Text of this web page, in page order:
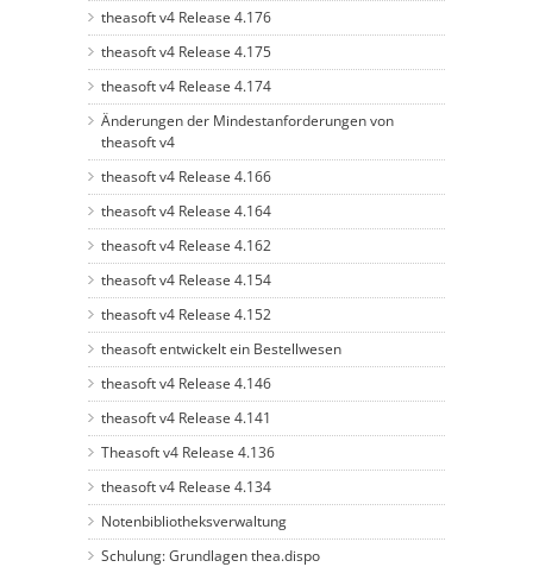
theasoft v4 Release 4.176
theasoft v4 Release 4.175
theasoft v4 Release 4.174
Änderungen der Mindestanforderungen von
theasoft v4
theasoft v4 Release 4.166
theasoft v4 Release 4.164
theasoft v4 Release 4.162
theasoft v4 Release 4.154
theasoft v4 Release 4.152
theasoft entwickelt ein Bestellwesen
theasoft v4 Release 4.146
theasoft v4 Release 4.141
Theasoft v4 Release 4.136
theasoft v4 Release 4.134
Notenbibliotheksverwaltung
Schulung: Grundlagen thea.dispo